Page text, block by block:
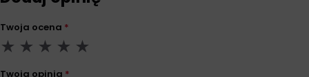
Twoja ocena *
Twoja opinia *